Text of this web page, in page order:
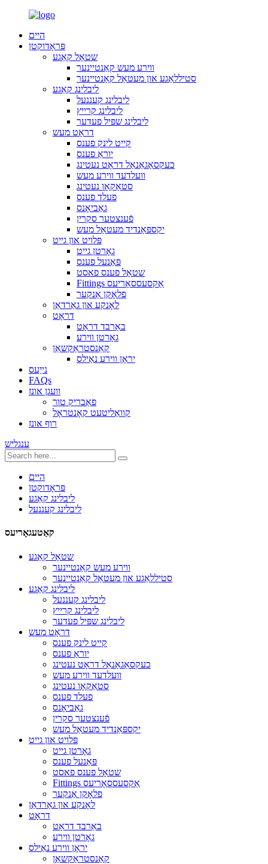
היים
פּראָדוקטן
שטאָל קאַגע
ווירע מעש קאַנטיינער
סטיללאַגע און מעטאַל קאַנטיינער
ליבלינג קאַגע
ליבלינג קעננעל
ליבלינג קרייץ
ליבלינג שפּיל פעדער
דראָט מעש
קייט לינק פענס
יוראַ פענס
כעקסאַגאַנאַל דראָט נעטינג
וועלדעד ווירע מעש
סטאַקאָו נעטינג
פעלד פענס
גאַביאָנס
פֿענצטער סקרין
יקספּאַנדיד מעטאַל מעש
פּלויט און גייט
גאָרטן גייט
פּאַנעל פענס
שטאָל פענס פאסט
Fittings אַקסעססאָריעס
פלאָקן אַנקער
לאָנקע און גאַרדאַן
דראָט
באַרבד דראָט
גאָרטן ווירע
קאַנסטראַקשאַן
יראָן ווירע נאַילס
נייַעס
FAQs
וועגן אונז
פאַבריק טור
קוואַליטעט קאָנטראָל
רוף אונז
ענגליש
היים
פּראָדוקטן
ליבלינג קאַגע
ליבלינג קעננעל
קאַטעגאָריעס
שטאָל קאַגע
ווירע מעש קאַנטיינער
סטיללאַגע און מעטאַל קאַנטיינער
ליבלינג קאַגע
ליבלינג קעננעל
ליבלינג קרייץ
ליבלינג שפּיל פעדער
דראָט מעש
קייט לינק פענס
יוראַ פענס
כעקסאַגאַנאַל דראָט נעטינג
וועלדעד ווירע מעש
סטאַקאָו נעטינג
פעלד פענס
גאַביאָנס
פֿענצטער סקרין
יקספּאַנדיד מעטאַל מעש
פּלויט און גייט
גאָרטן גייט
פּאַנעל פענס
שטאָל פענס פאסט
Fittings אַקסעססאָריעס
פלאָקן אַנקער
לאָנקע און גאַרדאַן
דראָט
באַרבד דראָט
גאָרטן ווירע
יראָן ווירע נאַילס
קאַנסטראַקשאַן